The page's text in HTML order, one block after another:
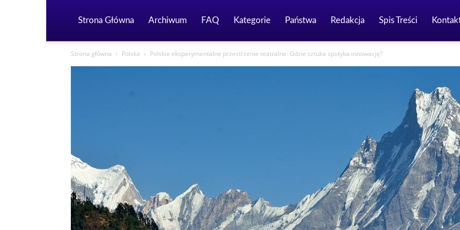
Strona Główna Archiwum FAQ Kategorie Państwa Redakcja Spis Treści
Strona główna Polska Polskie eksperymentalne przestrzenie teatralne: Gdzie sztuka spotyka innowację?